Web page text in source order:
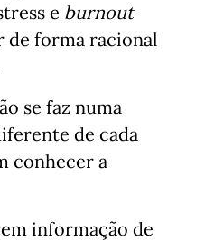
e burnout
de forma racional
se faz numa
de cada
conhecer a
informação de